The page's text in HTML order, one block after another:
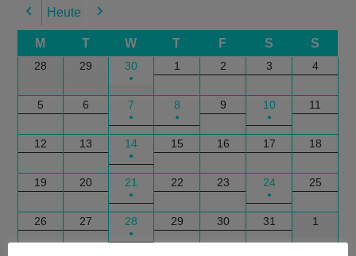
Previous
Heute Next
M T W T F S S
28 29 30
●
1 2 3 4
5 6 7
●
8
●
9 10
●
11
12 13 14
●
15 16 17 18
19 20 21
●
22 23 24
●
25
26 27 28
●
29 30 31 1